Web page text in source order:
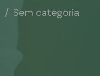
Sem categoria